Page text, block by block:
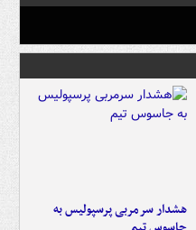
هشدار سرمربی پرسپولیس به